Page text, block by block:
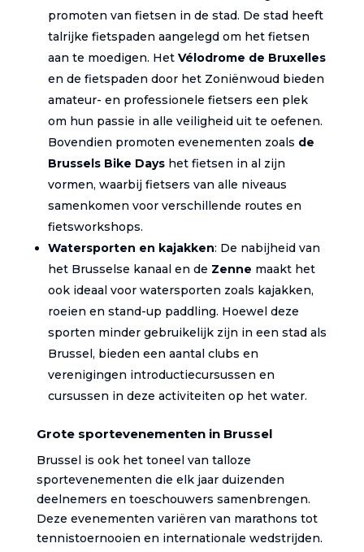
promoten van fietsen in de stad. De stad heeft
talrijke fietspaden aangelegd om het fietsen
aan te moedigen. Het Vélodrome de Bruxelles
en de fietspaden door het Zoniënwoud bieden
amateur- en professionele fietsers een plek
om hun passie in alle veiligheid uit te oefenen.
Bovendien promoten evenementen zoals de
Brussels Bike Dayshet fietsen in al zijn
vormen, waarbij fietsers van alle niveaus
samenkomen voor verschillende routes en
fietsworkshops.
Watersporten en kajakken: De nabijheid van
het Brusselse kanaal en de Zenne maakt het
ook ideaal voor watersporten zoals kajakken,
roeien en stand-up paddling. Hoewel deze
sporten minder gebruikelijk zijn in een stad als
Brussel, bieden een aantal clubs en
verenigingen introductiecursussen en
cursussen in deze activiteiten op het water.
Grote sportevenementen in Brussel
Brussel is ook het toneel van talloze
sportevenementen die elk jaar duizenden
deelnemers en toeschouwers samenbrengen.
Deze evenementen variëren van marathons tot
tennistoernooien en internationale wedstrijden.